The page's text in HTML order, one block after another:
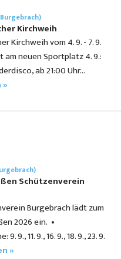
Kirchweih
Kirchweih vom 4. 9. - 7. 9.
am neuen Sportplatz 4. 9.:
ab 21:00 Uhr…
Schützenverein
Burgebrach lädt zum
2026 ein. •
9., 11. 9., 16. 9., 18. 9., 23. 9.
»